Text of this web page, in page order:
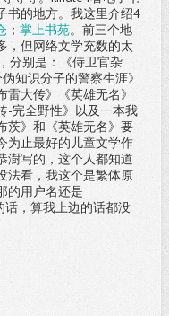
书的地方。我这里介绍4
； 掌上书苑。前三个地
，但网络文学充数的太
分别是：《侍卫官杂
知识分子的警察生涯》
雷大传》《英雄无名》
-完全野性》以及一本我
茨》和《英雄无名》要
为止最好的儿童文学作
澍写的，这个人都知道
法看，我这个是繁体原
的用户名还是
话，算我上边的话都没